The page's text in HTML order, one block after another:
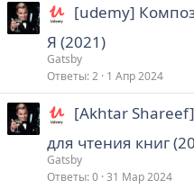
[udemy]
Я (2021)
Gatsby
Ответы 2 1 Апр 2024
[Akhtar
для чтения книг
Gatsby
Ответы 0 31 Мар 2024